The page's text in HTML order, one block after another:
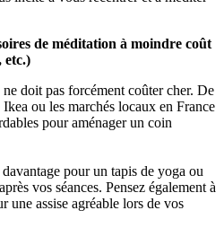
de méditation à moindre coût
etc.)
doit pas forcément coûter cher. De
ou les marchés locaux en France
pour aménager un coin
pour un tapis de yoga ou
vos séances. Pensez également à
une assise agréable lors de vos